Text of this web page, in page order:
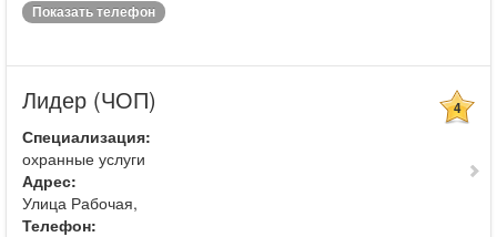
Показать телефон
Лидер (ЧОП) 4
Специализация:
охранные услуги
Адрес:
Улица Рабочая,
Телефон: